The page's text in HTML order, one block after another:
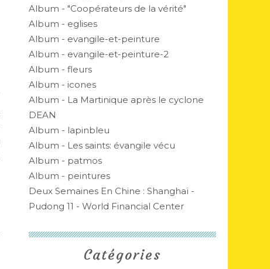
Catégories
Album - "Coopérateurs de la vérité"
Album - eglises
Album - evangile-et-peinture
Album - evangile-et-peinture-2
Album - fleurs
Album - icones
Album - La Martinique après le cyclone
DEAN
Album - lapinbleu
Album - Les saints: évangile vécu
Album - patmos
Album - peintures
Deux Semaines En Chine : Shanghaï -
Pudong 11 - World Financial Center